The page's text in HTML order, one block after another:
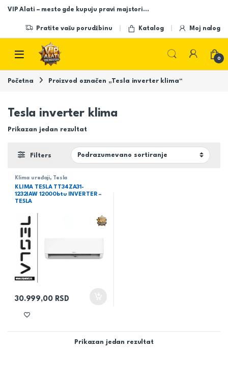
Skip to navigation
Skip to content
VIP Alati – mesto gde kupuju pravi majstori…
Pratite vašu porudžbinu Katalog Moj nalog
Open
0
Početna Proizvod označen „Tesla inverter klima“
Tesla inverter klima
Prikazan jedan rezultat
Filters
Klima uređaji, Tesla
KLIMA TESLA TT34ZA31-
1232IAW 12000btu INVERTER –
TESLA
30.999,00 RSD
Prikazan jedan rezultat